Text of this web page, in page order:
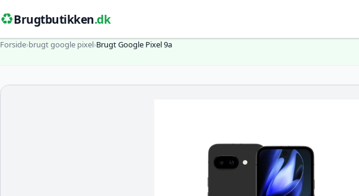
♻️Brugtbutikken.dk
Forside›brugt google pixel›Brugt Google Pixel 9a